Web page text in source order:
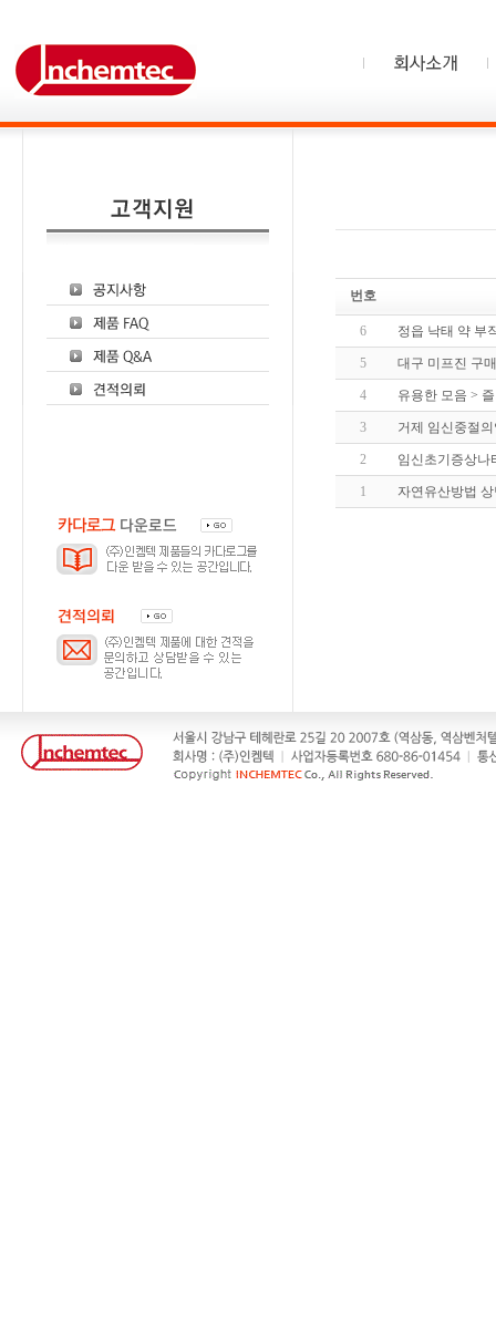
번호
6 정읍 낙태 약 부
5 대구 미프진 구
4 유용한 모음 >
3 거제 임신중절
2 임신초기증상나
1 자연유산방법